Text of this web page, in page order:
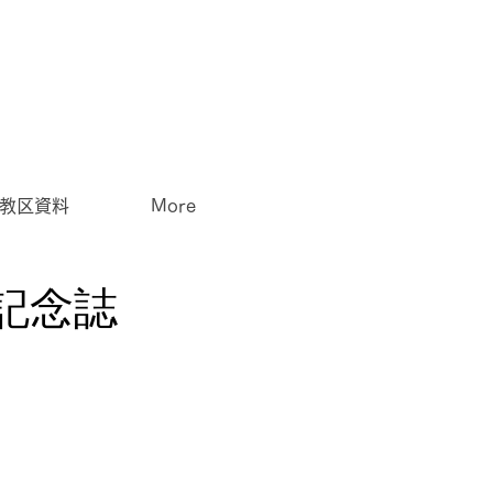
区資料 More
念誌